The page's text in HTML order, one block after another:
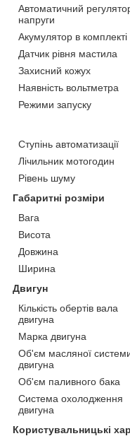
Автоматичний
напруги
Акумулятор в комплекті
Датчик рівня мастила
Захисний кожух
Наявність вольтметра
Режими запуску
Ступінь автоматизації
Лічильник мотогодин
Рівень шуму
Габаритні розміри
Вага
Висота
Довжина
Ширина
Двигун
Кількість обертів вала
двигуна
Марка двигуна
Об'єм масляної
двигуна
Об'єм паливного бака
Система охолодження
двигуна
Користувальницькі